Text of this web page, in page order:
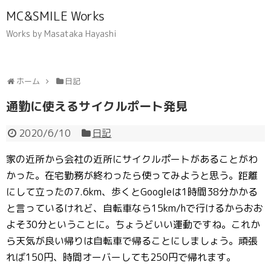
MC&SMILE Works
Works by Masataka Hayashi
ホーム 日記
通勤に使えるサイクルポート発見
2020/6/10
日記
家の近所から会社の近所にサイクルポートがあることがわ
かった。在宅勤務が終わったら使ってみようと思う。距離
にして立ったの7.6km、歩くとGoogleは1時間38分かかる
と言っているけれど、自転車なら15km/hで行けるからおお
よそ30分ということに。ちょうどいい運動ですね。これか
ら天気が良い帰りは自転車で帰ることにしましょう。頑張
れば150円、時間オーバーしても250円で帰れます。